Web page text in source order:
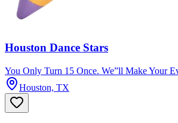
Houston Dance Stars
You Only Turn 15 Once. We”ll Make Your
Houston, TX